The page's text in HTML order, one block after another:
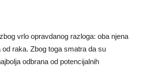
vrlo opravdanog razloga: oba njena
od raka. Zbog toga smatra da su
odbrana od potencijalnih